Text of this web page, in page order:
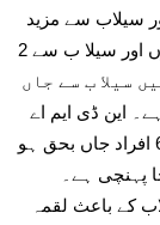
بارشوں اور سیلاب سے مزید
5 افراد جاں بحق ہوئے۔ خیبرپختونخوا میں بارشوں اور سیلا ب سے 2
بھر میں سیلا ب سے جاں
ایک ہزار 486 ہوگئی ہے۔ این ڈی ایم اے
کے مطابق بارشوں اور سیلا ب سے سندھ میں638 افراد جاں بحق ہو
میں اموات کی تعداد305 تک جا پہنچی ہے۔
میں 191 افراد سیلاب کے باعث لقمہ